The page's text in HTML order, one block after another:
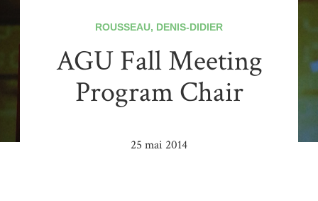
ROUSSEAU, DENIS-DIDIER
AGU Fall Meeting
Program Chair
25 mai 2014